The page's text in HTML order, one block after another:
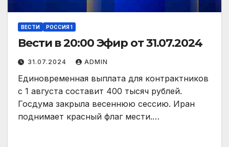
ВЕСТИ РОССИЯ 1
Вести в 20:00 Эфир от 31.07.2024
31.07.2024 ADMIN
Единовременная выплата для контрактников
с 1 августа составит 400 тысяч рублей.
Госдума закрыла весеннюю сессию. Иран
поднимает красный флаг мести.…